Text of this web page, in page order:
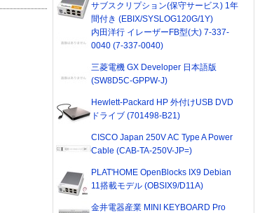
サブスクリプション(保守サービス) 1年
間付き (EBIX/SYSLOG120G/1Y)
内田洋行 イレーザーFB型(大) 7-337-
0040 (7-337-0040)
三菱電機 GX Developer 日本語版
(SW8D5C-GPPW-J)
Hewlett-Packard HP 外付けUSB DVD
ドライブ (701498-B21)
CISCO Japan 250V AC Type A Power
Cable (CAB-TA-250V-JP=)
PLAT'HOME OpenBlocks IX9 Debian
11搭載モデル (OBSIX9/D11A)
金井電器産業 MINI KEYBOARD Pro